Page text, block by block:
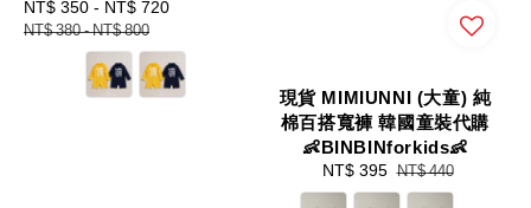
Sale
price
NT$ 350 - NT$ 720
NT$ 380-NT$ 800
現貨 MIMIUNNI (大童) 純
棉百搭寬褲 韓國童裝代購
👶BINBINforkids👶
Sale
price
NT$ 395 Regular
price
NT$ 440